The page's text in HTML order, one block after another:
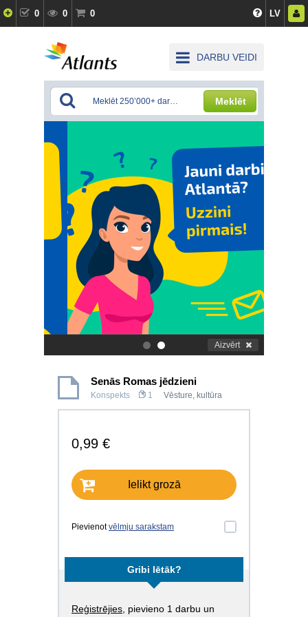
0 0 0 LV
DARBU VEIDI
Meklēt
. Aizvērt
Senās Romas jēdzieni
Konspekts 1 Vēsture, kultūra
0,99 €
Ielikt grozā
Pievienotvēlmju sarakstam
Gribi lētāk?
Reģistrējies , pievieno 1 darbu un